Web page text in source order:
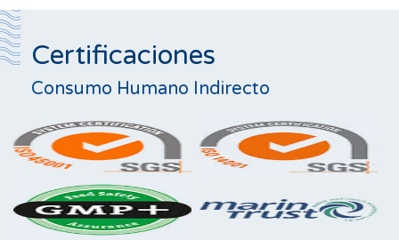
Certificaciones
Consumo Humano Indirecto